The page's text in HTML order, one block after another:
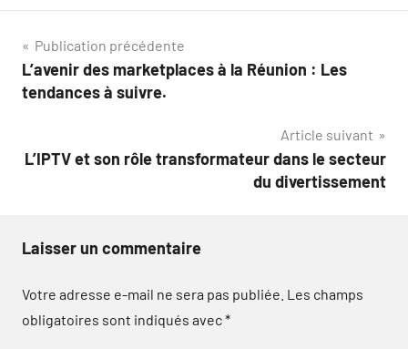
Navigation
de
Publication précédente
L’avenir des marketplaces à la Réunion : Les
tendances à suivre.
Article suivant
L’IPTV et son rôle transformateur dans le secteur
du divertissement
Laisser un commentaire
Votre adresse e-mail ne sera pas publiée. Les champs
obligatoires sont indiqués avec*